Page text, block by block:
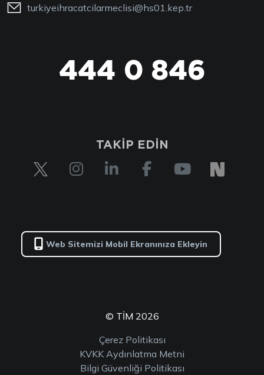
turkiyeihracatcilarmeclisi@hs01.kep.tr
444 0 846
TAKİP EDİN
Web Sitemizi Mobil Ekranınıza Ekleyin
© TİM 2026
Çerez Politikası
KVKK Aydınlatma Metni
Bilgi Güvenliği Politikası